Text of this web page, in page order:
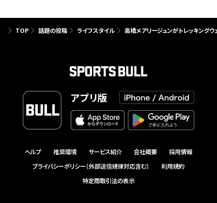
TOP 話題の投稿 ライフスタイル 高橋メアリージュンがトレッキング
アプリ版
ヘルプ 推奨環境 サービス紹介 会社概要
採用情報
プライバシーポリシー（外部送信規律対応含む）
利用規約
特定商取引法の表示